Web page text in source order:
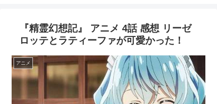
『精霊幻想記』 アニメ 4話 感想 リーゼ
ロッテとラティーファが可愛かった！
アニメ